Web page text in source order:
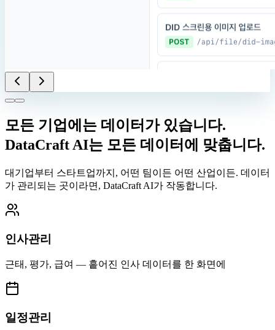
모든 기업에는 데이터가 있습니다.
DataCraft AI는 모든 데이터에 맞춥니다.
대기업부터 스타트업까지, 어떤 팀이든 어떤 산업이든. 데이터
가 관리되는 곳이라면, DataCraft AI가 작동합니다.
인사관리
근태, 평가, 급여 — 흩어진 인사 데이터를 한 화면에
일정관리